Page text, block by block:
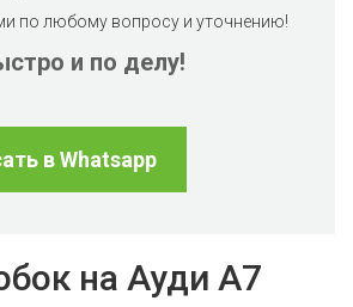
по любому вопросу и уточнению!
и по делу!
в Whatsapp
на Ауди А7